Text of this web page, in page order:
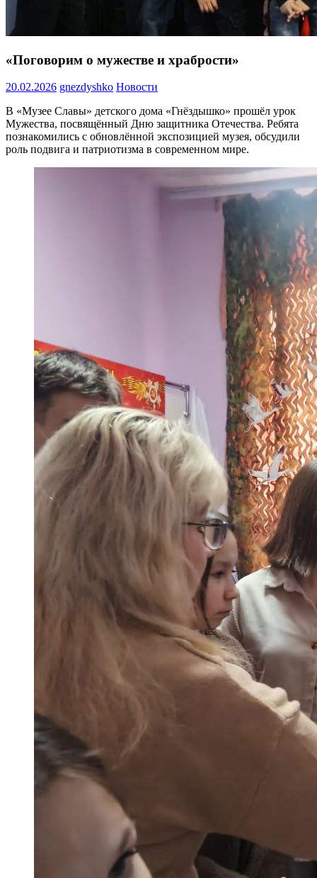
«Поговорим о мужестве и храбрости»
20.02.2026 gnezdyshko Новости
В «Музее Славы» детского дома «Гнёздышко» прошёл урок
Мужества, посвящённый Дню защитника Отечества. Ребята
познакомились с обновлённой экспозицией музея, обсудили
роль подвига и патриотизма в современном мире.